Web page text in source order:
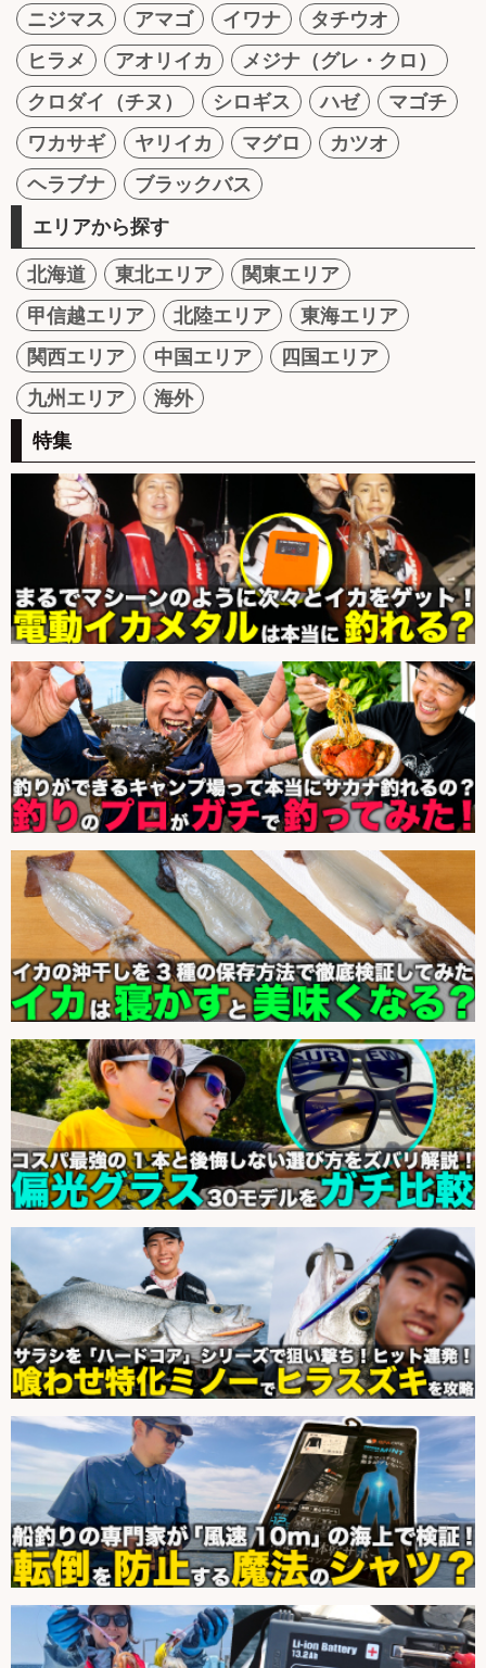
ニジマス
アマゴ イワナ
タチウオ
ヒラメ
アオリイカ
メジナ（グレ・クロ）
クロダイ（チヌ）
シロギス ハゼ
マゴチ
ワカサギ
ヤリイカ マグロ
カツオ
ヘラブナ
ブラックバス
エリアから探す
北海道 東北エリア
関東エリア
甲信越エリア
北陸エリア
東海エリア
関西エリア
中国エリア
四国エリア
九州エリア
海外
特集